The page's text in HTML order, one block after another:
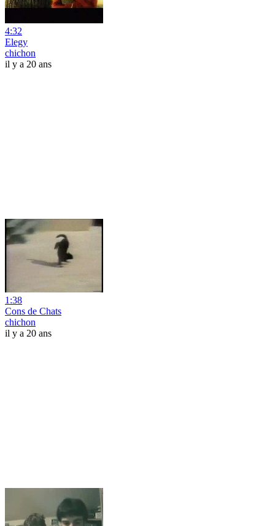
4:32
Elegy
chichon
il y a 20 ans
1:38
Cons de Chats
chichon
il y a 20 ans